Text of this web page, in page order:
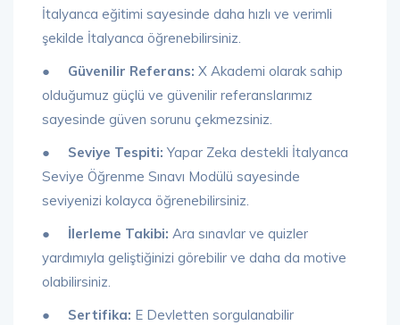
İtalyanca eğitimi sayesinde daha hızlı ve verimli
şekilde İtalyanca öğrenebilirsiniz.
● Güvenilir Referans: X Akademi olarak sahip
olduğumuz güçlü ve güvenilir referanslarımız
sayesinde güven sorunu çekmezsiniz.
● Seviye Tespiti: Yapar Zeka destekli İtalyanca
Seviye Öğrenme Sınavı Modülü sayesinde
seviyenizi kolayca öğrenebilirsiniz.
● İlerleme Takibi: Ara sınavlar ve quizler
yardımıyla geliştiğinizi görebilir ve daha da motive
olabilirsiniz.
● Sertifika: E Devletten sorgulanabilir